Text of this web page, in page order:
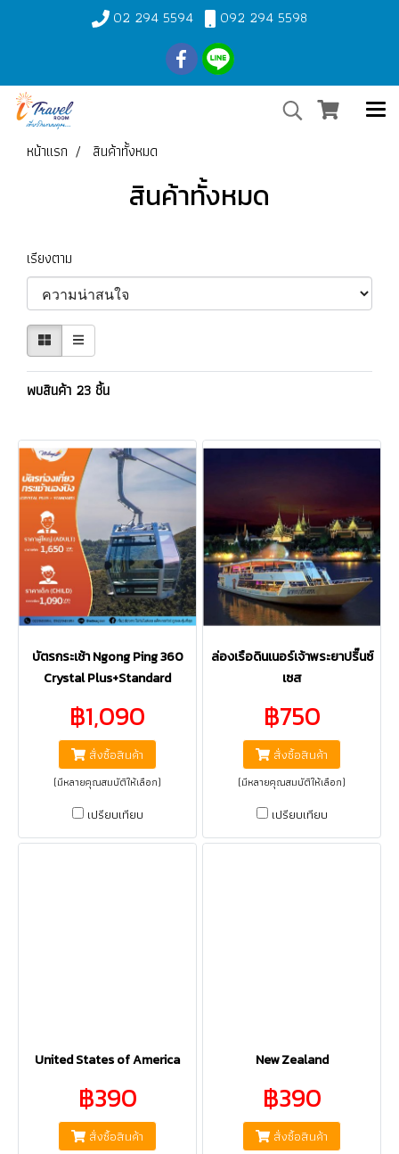
02 294 5594 092 294 5598
หน้าแรก สินค้าทั้งหมด
สินค้าทั้งหมด
เรียงตาม
พบสินค้า 23 ชิ้น
บัตรกระเช้า Ngong Ping 360
Crystal Plus+Standard
฿1,090
สั่งซื้อสินค้า
(มีหลายคุณสมบัติให้เลือก)
เปรียบเทียบ
ล่องเรือดินเนอร์เจ้าพระยาปริ๊นซ์
เซส
฿750
สั่งซื้อสินค้า
(มีหลายคุณสมบัติให้เลือก)
เปรียบเทียบ
United States of America
฿390
สั่งซื้อสินค้า
New Zealand
฿390
สั่งซื้อสินค้า